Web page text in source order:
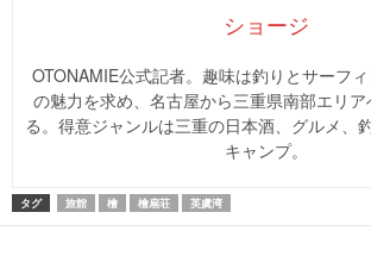
ショージ
OTONAMIE公式記者。趣味は釣りとサーフ
の魅力を求め、名古屋から三重県南部エリ
る。得意ジャンルは三重の日本酒、グルメ、
キャンプ。
タグ 旅館 檜 檜扇荘 英虞湾